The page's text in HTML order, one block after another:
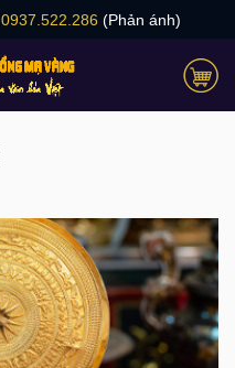
0937.522.286 (Phản ánh)